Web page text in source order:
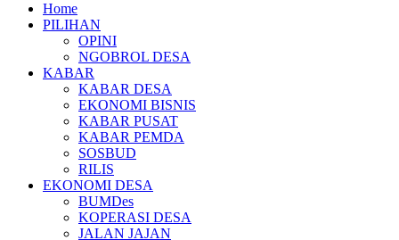
Home
PILIHAN
OPINI
NGOBROL DESA
KABAR
KABAR DESA
EKONOMI BISNIS
KABAR PUSAT
KABAR PEMDA
SOSBUD
RILIS
EKONOMI DESA
BUMDes
KOPERASI DESA
JALAN JAJAN